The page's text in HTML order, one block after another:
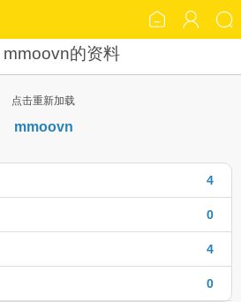
mmoovn的资料
点击重新加载
mmoovn
4
0
4
0